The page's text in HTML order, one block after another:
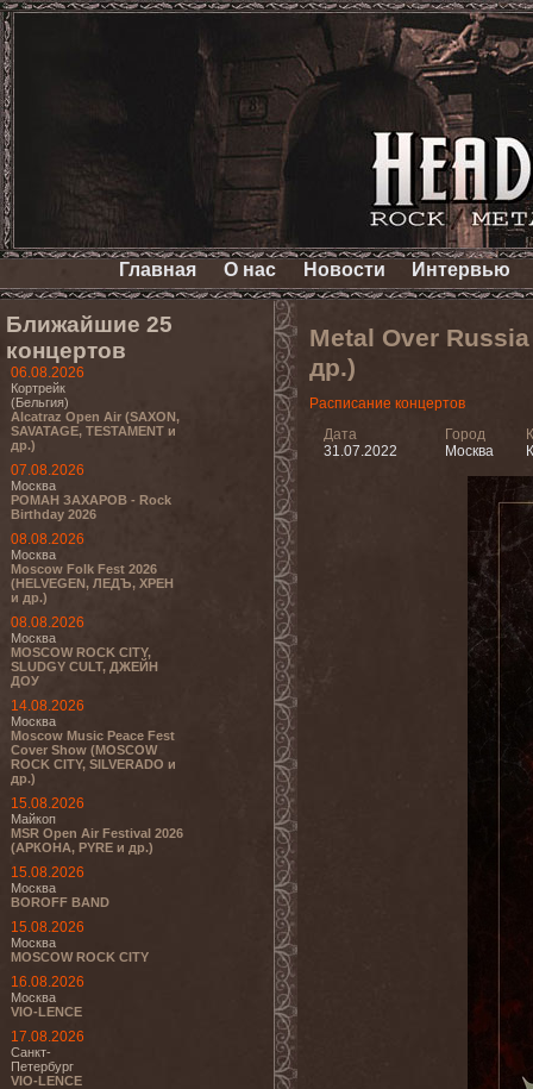
Главная О нас Новости Интервью
Ближайшие 25
концертов
06.08.2026
Кортрейк
(Бельгия)
Alcatraz Open Air (SAXON,
SAVATAGE, TESTAMENT и
др.)
07.08.2026
Москва
РОМАН ЗАХАРОВ - Rock
Birthday 2026
08.08.2026
Москва
Moscow Folk Fest 2026
(HELVEGEN, ЛЕДЪ, ХРЕН
и др.)
08.08.2026
Москва
MOSCOW ROCK CITY,
SLUDGY CULT, ДЖЕЙН
ДОУ
14.08.2026
Москва
Moscow Music Peace Fest
Cover Show (MOSCOW
ROCK CITY, SILVERADO и
др.)
15.08.2026
Майкоп
MSR Open Air Festival 2026
(АРКОНА, PYRE и др.)
15.08.2026
Москва
BOROFF BAND
15.08.2026
Москва
MOSCOW ROCK CITY
16.08.2026
Москва
VIO-LENCE
17.08.2026
Санкт-
Петербург
VIO-LENCE
Metal Over Russia
др.)
Расписание концертов
Дата
31.07.2022
Город
Москва